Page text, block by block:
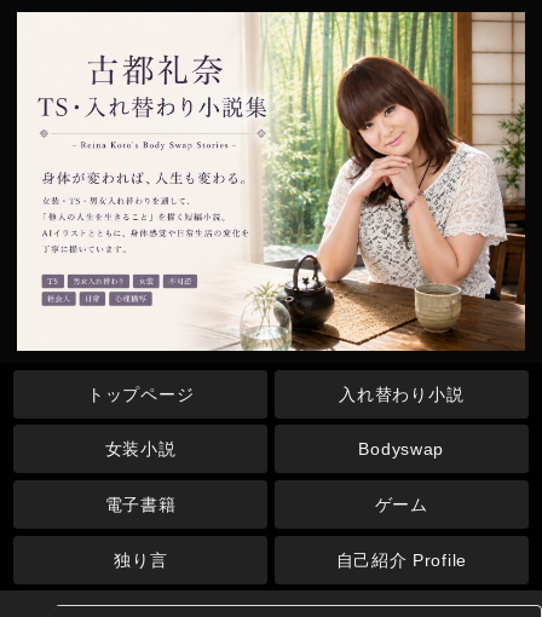
トップページ 入れ替わり小説
女装小説 Bodyswap
電子書籍 ゲーム
独り言 自己紹介 Profile